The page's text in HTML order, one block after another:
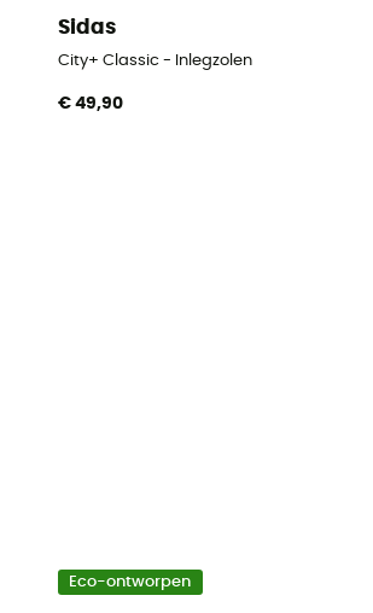
Sidas
City+ Classic - Inlegzolen
€ 49,90
Eco-ontworpen